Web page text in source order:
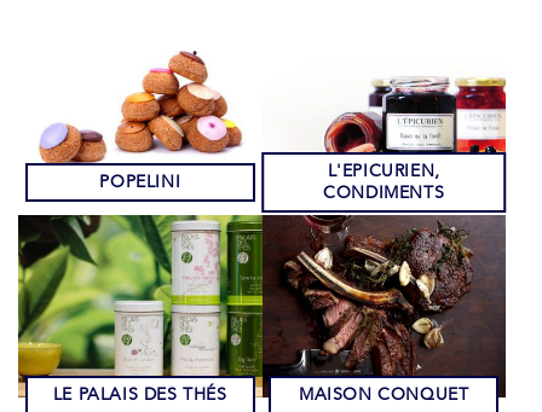
POPELINI
L'EPICURIEN,
CONDIMENTS
LE PALAIS DES THÉS MAISON CONQUET